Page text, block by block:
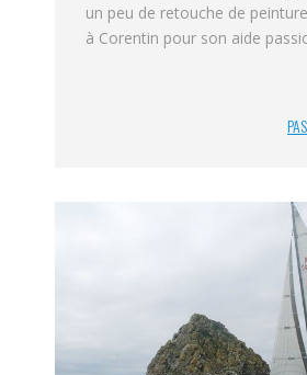
un peu de retouche de
à Corentin pour son aide